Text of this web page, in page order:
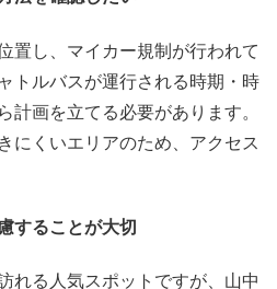
置し、マイカー規制が行われて
トルバスが運行される時期・時
計画を立てる必要があります。
にくいエリアのため、アクセス
することが大切
れる人気スポットですが、山中